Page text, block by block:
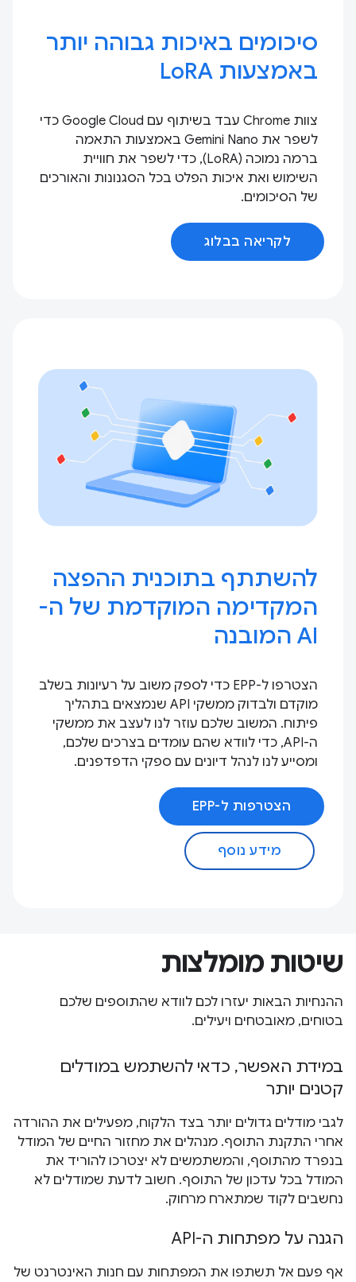
סיכומים באיכות גבוהה יותר
באמצעות LoRA
צוות Chrome עבד בשיתוף עם Google Cloud כדי
לשפר את Gemini Nano באמצעות התאמה
ברמה נמוכה (LoRA), כדי לשפר את חוויית
השימוש ואת איכות הפלט בכל הסגנונות והאורכים
של הסיכומים.
לקריאה בבלוג
להשתתף בתוכנית ההפצה
המקדימה המוקדמת של ה-
AI המובנה
הצטרפו ל-EPP כדי לספק משוב על רעיונות בשלב
מוקדם ולבדוק ממשקי API שנמצאים בתהליך
פיתוח. המשוב שלכם עוזר לנו לעצב את ממשקי
ה-API, כדי לוודא שהם עומדים בצרכים שלכם,
ומסייע לנו לנהל דיונים עם ספקי הדפדפנים.
הצטרפות ל-EPP
מידע נוסף
שיטות מומלצות
ההנחיות הבאות יעזרו לכם לוודא שהתוספים שלכם
בטוחים, מאובטחים ויעילים.
במידת האפשר, כדאי להשתמש במודלים
קטנים יותר
לגבי מודלים גדולים יותר בצד הלקוח, מפעילים את ההורדה
אחרי התקנת התוסף. מנהלים את מחזור החיים של המודל
בנפרד מהתוסף, והמשתמשים לא יצטרכו להוריד את
המודל בכל עדכון של התוסף. חשוב לדעת שמודלים לא
נחשבים לקוד שמתארח מרחוק.
הגנה על מפתחות ה-API
אף פעם אל תשתפו את המפתחות עם חנות האינטרנט של